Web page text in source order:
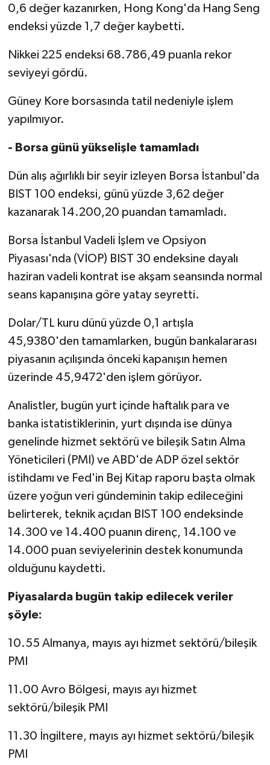
0,6 değer kazanırken, Hong Kong'da Hang Seng
endeksi yüzde 1,7 değer kaybetti.
Nikkei 225 endeksi 68.786,49 puanla rekor
seviyeyi gördü.
Güney Kore borsasında tatil nedeniyle işlem
yapılmıyor.
- Borsa günü yükselişle tamamladı
Dün alış ağırlıklı bir seyir izleyen Borsa İstanbul'da
BIST 100 endeksi, günü yüzde 3,62 değer
kazanarak 14.200,20 puandan tamamladı.
Borsa İstanbul Vadeli İşlem ve Opsiyon
Piyasası'nda (VİOP) BIST 30 endeksine dayalı
haziran vadeli kontrat ise akşam seansında normal
seans kapanışına göre yatay seyretti.
Dolar/TL kuru dünü yüzde 0,1 artışla
45,9380'den tamamlarken, bugün bankalararası
piyasanın açılışında önceki kapanışın hemen
üzerinde 45,9472'den işlem görüyor.
Analistler, bugün yurt içinde haftalık para ve
banka istatistiklerinin, yurt dışında ise dünya
genelinde hizmet sektörü ve bileşik Satın Alma
Yöneticileri (PMI) ve ABD'de ADP özel sektör
istihdamı ve Fed'in Bej Kitap raporu başta olmak
üzere yoğun veri gündeminin takip edileceğini
belirterek, teknik açıdan BIST 100 endeksinde
14.300 ve 14.400 puanın direnç, 14.100 ve
14.000 puan seviyelerinin destek konumunda
olduğunu kaydetti.
Piyasalarda bugün takip edilecek veriler
şöyle:
10.55 Almanya, mayıs ayı hizmet sektörü/bileşik
PMI
11.00 Avro Bölgesi, mayıs ayı hizmet
sektörü/bileşik PMI
11.30 İngiltere, mayıs ayı hizmet sektörü/bileşik
PMI